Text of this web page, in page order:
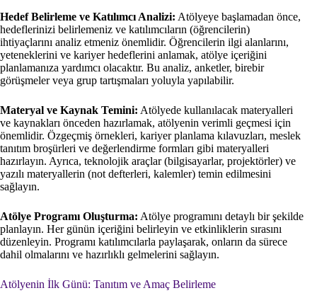
Hedef Belirleme ve Katılımcı Analizi: Atölyeye başlamadan önce,
hedeflerinizi belirlemeniz ve katılımcıların (öğrencilerin)
ihtiyaçlarını analiz etmeniz önemlidir. Öğrencilerin ilgi alanlarını,
yeteneklerini ve kariyer hedeflerini anlamak, atölye içeriğini
planlamanıza yardımcı olacaktır. Bu analiz, anketler, birebir
görüşmeler veya grup tartışmaları yoluyla yapılabilir.
Materyal ve Kaynak Temini: Atölyede kullanılacak materyalleri
ve kaynakları önceden hazırlamak, atölyenin verimli geçmesi için
önemlidir. Özgeçmiş örnekleri, kariyer planlama kılavuzları, meslek
tanıtım broşürleri ve değerlendirme formları gibi materyalleri
hazırlayın. Ayrıca, teknolojik araçlar (bilgisayarlar, projektörler) ve
yazılı materyallerin (not defterleri, kalemler) temin edilmesini
sağlayın.
Atölye Programı Oluşturma: Atölye programını detaylı bir şekilde
planlayın. Her günün içeriğini belirleyin ve etkinliklerin sırasını
düzenleyin. Programı katılımcılarla paylaşarak, onların da sürece
dahil olmalarını ve hazırlıklı gelmelerini sağlayın.
Atölyenin İlk Günü: Tanıtım ve Amaç Belirleme